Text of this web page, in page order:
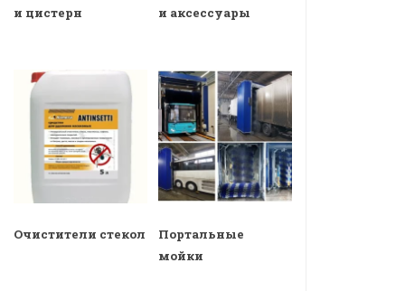
и цистерн
и аксессуары
Очистители стекол
Портальные
мойки